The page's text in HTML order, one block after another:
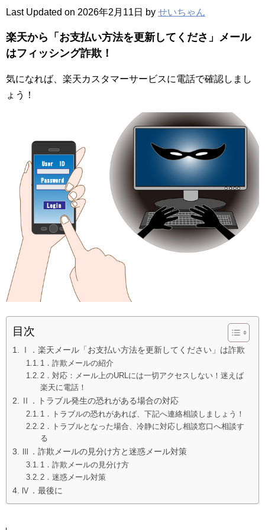
Last Updated on 2026年2月11日 by せいちゃん
楽天から「お支払い方法を更新してくださ」メール
はフィッシング詐欺！
気になれば、楽天カスタマーサービスに電話で確認しまし
ょう！
目次
Ⅰ．楽天メール「お支払い方法を更新してください」は詐欺
1．詐欺メールの紹介
2．対応：メール上のURLには一切アクセスしない！迷えば
楽天に電話！
Ⅱ．トラブル発生の恐れがある場合の対応
1．トラブルの恐れがあれば、下記へ連絡相談しましょう！
2．トラブルとなった場合、冷静に対応し相談窓口へ相談す
る
Ⅲ．詐欺メールの見分け方と迷惑メール対策
1．詐欺メールの見分け方
2．迷惑メール対策
Ⅳ．最後に